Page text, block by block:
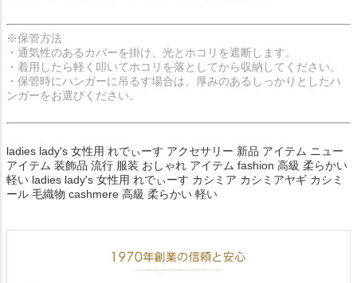
※保管方法
・通気性のあるカバーを掛け、光とホコリを遮断します。
・着用したら軽く叩いてホコリを落としてから収納してください。
・保管時にハンガーに吊るす場合は、厚みのあるしっかりとしたハ
ンガーをお選びください。
ladies lady's 女性用 れでぃーす アクセサリー 新品 アイテム ニュー
アイテム 装飾品 流行 服装 おしゃれ アイテム fashion 高級 柔らかい
軽い ladies lady's 女性用 れでぃーす カシミア カシミアヤギ カシミ
ール 毛織物 cashmere 高級 柔らかい 軽い